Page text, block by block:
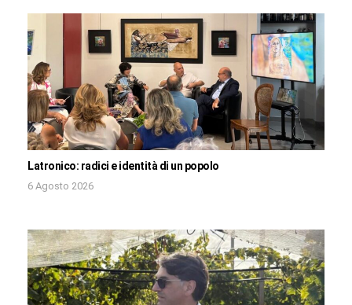
Latronico: radici e identità di un popolo
6 Agosto 2026